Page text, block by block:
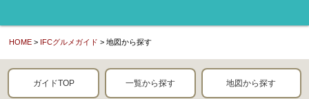
HOME > IFCグルメガイド > 地図から探す
ガイドTOP 一覧から探す 地図から探す